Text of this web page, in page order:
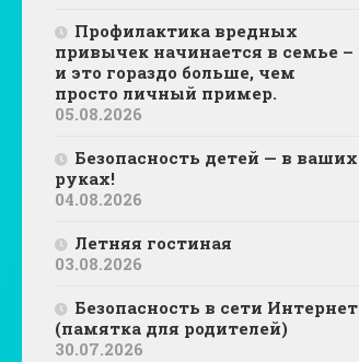
Профилактика вредных
привычек начинается в семье –
и это гораздо больше, чем
просто личный пример.
05.08.2026
Безопасность детей — в ваших
руках!
04.08.2026
Летняя гостиная
03.08.2026
Безопасность в сети Интернет
(памятка для родителей)
30.07.2026